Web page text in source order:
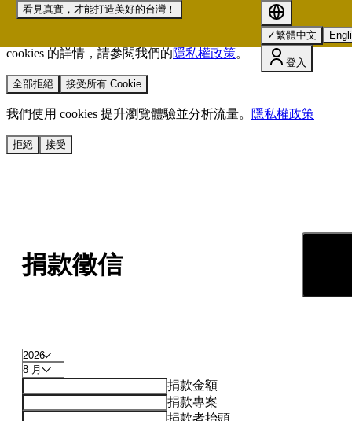
我們使用 cookies 來提升您的瀏覽體驗並分析網站流量。
欲了解更多有關我們使用
cookies 的詳情，請參閱我們的隱私權政策。
全部拒絕 接受所有 Cookie
我們使用 cookies 提升瀏覽體驗並分析流量。 隱私權政策
拒絕 接受
看見真實，才能打造美好的台灣！
✓繁體中文
登入
捐款徵信
捐款金額
捐款專案
捐款者抬頭